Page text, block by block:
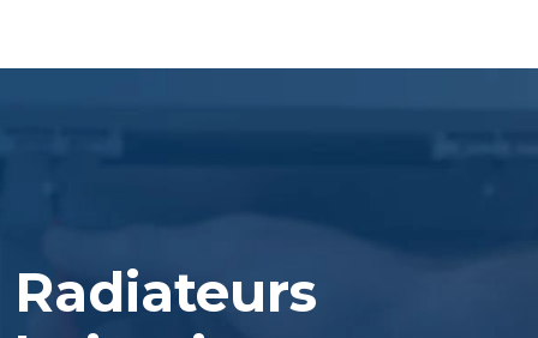
Radiateurs